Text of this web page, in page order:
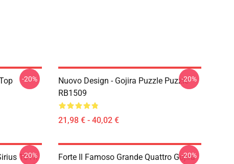
-20%
Nuovo Design - Gojira Puzzle Puzzle
RB1509
21,98 € - 40,02 €
-20%
10Th
-20%
Forte Il Famoso Grande Quattro Gojira
-20%